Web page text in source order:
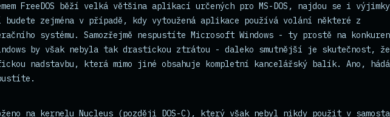
FreeDOS běží velká většina aplikací určených pro MS-DOS, najdou se i
budete zejména v případě, kdy vytoužená aplikace používá volání některé z
systému. Samozřejmě nespustíte Microsoft Windows - ty prostě na
by však nebyla tak drastickou ztrátou - daleko smutnější je skutečnost,
nadstavbu, která mimo jiné obsahuje kompletní kancelářský balík. Ano,
na kernelu Nucleus (později DOS-C), který však nebyl nikdy použit v